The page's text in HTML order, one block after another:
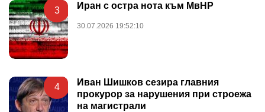
3 Иран с остра нота към МвНР
30.07.2026 19:52:10
4
Иван Шишков сезира главния
прокурор за нарушения при строежа
на магистрали